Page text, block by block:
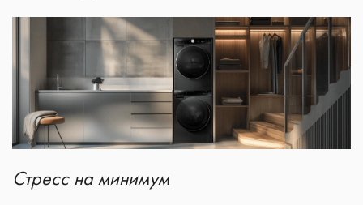
Стресс на минимум